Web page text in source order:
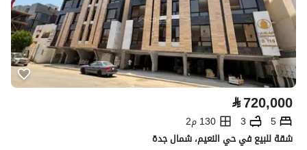
⃁720,000
5
3
130 م2
شقة للبيع في حي النعيم، شمال جدة